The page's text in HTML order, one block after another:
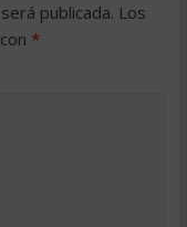
publicada. Los
*